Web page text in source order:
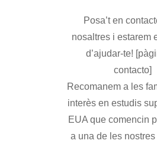
Posa’t en
nosaltres i estarem
d’ajudar-te!
contacto]
Recomanem a les
interès en estudis
EUA que comencin
a una de les